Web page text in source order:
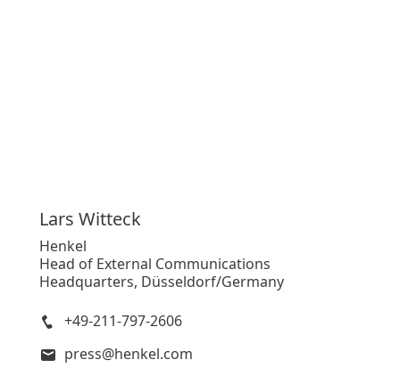
Lars Witteck
Henkel
Head of External Communications
Headquarters, Düsseldorf/Germany
+49-211-797-2606
press@henkel.com